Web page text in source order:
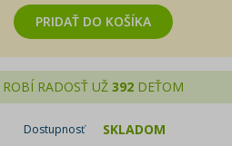
PRIDAŤ DO KOŠÍKA
ROBÍ RADOSŤ UŽ392 DEŤOM
Dostupnosť SKLADOM